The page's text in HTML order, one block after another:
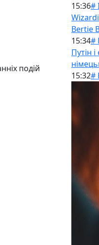
подій
15:36#
Bertie
15:34#
Путін
15:32#